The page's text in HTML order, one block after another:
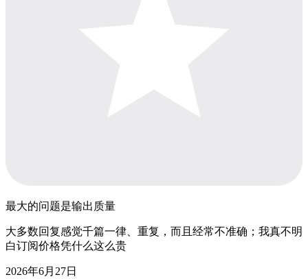
最大的问题是输出质量
大多数回复感觉千篇一律、重复，而且经常不准确；我真不明
白订阅价格凭什么这么贵
2026年6月27日